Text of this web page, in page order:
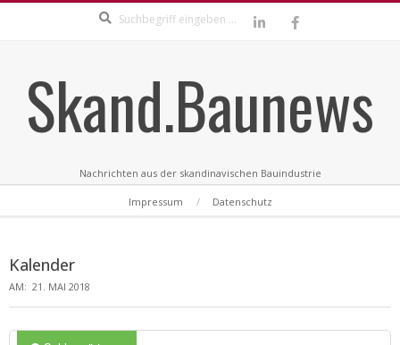
Skand.Baunews
Nachrichten aus der skandinavischen Bauindustrie
Impressum Datenschutz
Kalender
AM: 21. MAI 2018